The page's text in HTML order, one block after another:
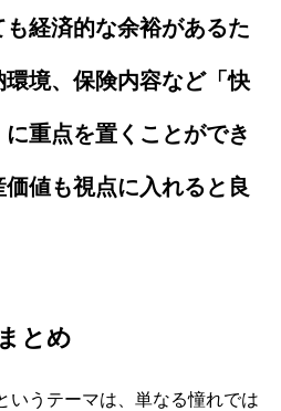
経済的な余裕があるた
境、保険内容など「快
重点を置くことができ
値も視点に入れると良
まとめ
いうテーマは、単なる憧れでは